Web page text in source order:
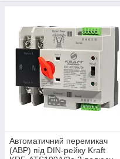
Автоматичний перемикач
(АВР) під DIN-рейку Kraft